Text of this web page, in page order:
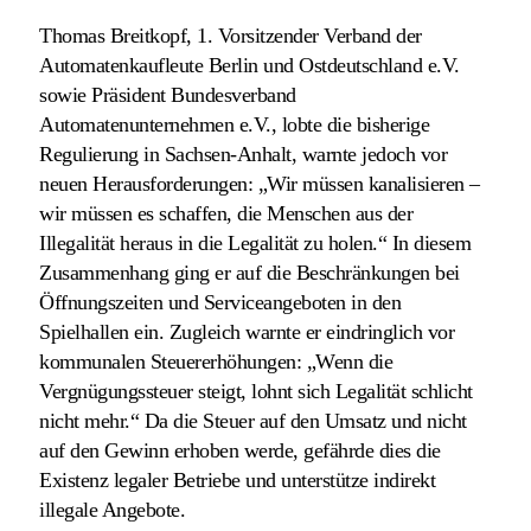
Thomas Breitkopf, 1. Vorsitzender Verband der
Automatenkaufleute Berlin und Ostdeutschland e.V.
sowie Präsident Bundesverband
Automatenunternehmen e.V., lobte die bisherige
Regulierung in Sachsen-Anhalt, warnte jedoch vor
neuen Herausforderungen: „Wir müssen kanalisieren –
wir müssen es schaffen, die Menschen aus der
Illegalität heraus in die Legalität zu holen.“ In diesem
Zusammenhang ging er auf die Beschränkungen bei
Öffnungszeiten und Serviceangeboten in den
Spielhallen ein. Zugleich warnte er eindringlich vor
kommunalen Steuererhöhungen: „Wenn die
Vergnügungssteuer steigt, lohnt sich Legalität schlicht
nicht mehr.“ Da die Steuer auf den Umsatz und nicht
auf den Gewinn erhoben werde, gefährde dies die
Existenz legaler Betriebe und unterstütze indirekt
illegale Angebote.